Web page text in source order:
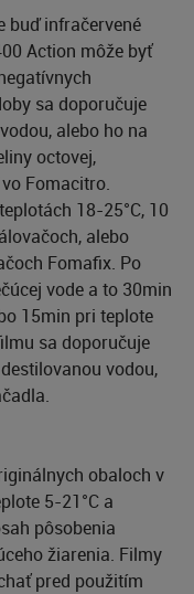
buď infračervené
Action môže byť
sa doporučuje
alebo ho na
octovej,
Fomacitro.
18-25°C, 10
alebo
Fomafix. Po
vode a to 30min
15min pri teplote
sa doporučuje
vodou,
obaloch v
5-21°C a
pôsobenia
žiarenia. Filmy
pred použitím